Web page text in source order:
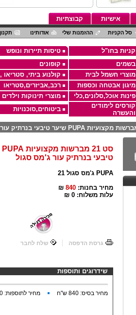
אישיות קבוצתיות
סל הקניות ההזמנות שלי אודותינו תקנון
קניות בחו"ל טיסות תיירות ונופש
בשמים קופונים
מוצרי חשמל לבית קולנוע ביתי, סטריאו ,
מיגון אבטחה וכספות רכב,אביזרים,סטריאו
פינות אוכל,סלונים,כלי מוצרי תינוקות וילדים
קורסים לימודים
והעשרה
ביטוחים,סוכנויות
טיבעי בנרתיק עור ג'מס סגול
PUPA ג'מס סגול 21
מחיר בחנות: 840
₪
עלות משלוח: ₪ 0
גרסת הדפסה שלח לחבר
שידרוגים ותוספות
מחיר בסיס: 840 ש"ח מחיר לתוספות: 0